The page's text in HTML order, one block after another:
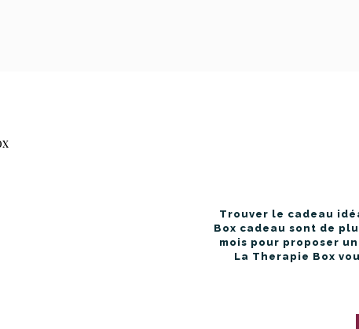
Trouver le cadeau
Box cadeau sont de
mois pour proposer
La Therapie Box